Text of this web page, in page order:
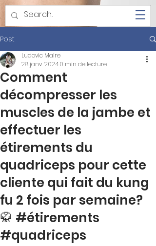
Post
Comment
décompresser les
muscles de la jambe et
effectuer les
étirements du
quadriceps pour cette
cliente qui fait du kung
fu 2 fois par semaine?
🥋 #étirements
#quadriceps
Ludovic Maire
28 janv. 20240 min de lecture